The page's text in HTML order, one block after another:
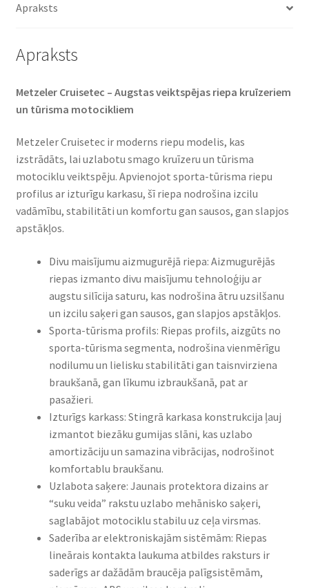
Apraksts
Apraksts
Metzeler Cruisetec – Augstas veiktspējas riepa kruīzeriem
un tūrisma motocikliem
Metzeler Cruisetec ir moderns riepu modelis, kas
izstrādāts, lai uzlabotu smago kruīzeru un tūrisma
motociklu veiktspēju. Apvienojot sporta-tūrisma riepu
profilus ar izturīgu karkasu, šī riepa nodrošina izcilu
vadāmību, stabilitāti un komfortu gan sausos, gan slapjos
apstākļos.
Divu maisījumu aizmugurējā riepa: Aizmugurējās
riepas izmanto divu maisījumu tehnoloģiju ar
augstu silīcija saturu, kas nodrošina ātru uzsilšanu
un izcilu saķeri gan sausos, gan slapjos apstākļos.
Sporta-tūrisma profils: Riepas profils, aizgūts no
sporta-tūrisma segmenta, nodrošina vienmērīgu
nodilumu un lielisku stabilitāti gan taisnvirziena
braukšanā, gan līkumu izbraukšanā, pat ar
pasažieri.
Izturīgs karkass: Stingrā karkasa konstrukcija ļauj
izmantot biezāku gumijas slāni, kas uzlabo
amortizāciju un samazina vibrācijas, nodrošinot
komfortablu braukšanu.
Uzlabota saķere: Jaunais protektora dizains ar
“suku veida” rakstu uzlabo mehānisko saķeri,
saglabājot motociklu stabilu uz ceļa virsmas.
Saderība ar elektroniskajām sistēmām: Riepas
lineārais kontakta laukuma atbildes raksturs ir
saderīgs ar dažādām braucēja palīgsistēmām,